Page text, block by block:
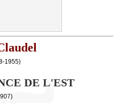
1955)
DE L'EST